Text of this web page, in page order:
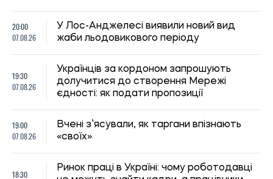
18:00
07.08.26
ШІ майже повністю виключив жіночих
персонажів з історій про тварин
17:40
07.08.26
Оприлюднено найдешевші напрямки
Європи для літнього відпочинку у 2026
році